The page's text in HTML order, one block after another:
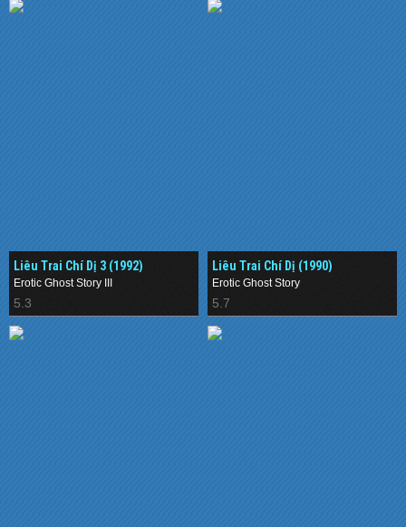
Liêu Trai Chí Dị 3 (1992)
Erotic Ghost Story III
5.3
Liêu Trai Chí Dị (1990)
Erotic Ghost Story
5.7